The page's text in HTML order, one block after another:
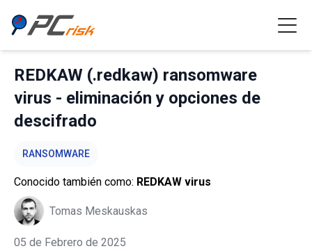
REDKAW (.redkaw) ransomware
virus - eliminación y opciones de
descifrado
RANSOMWARE
Conocido también como: REDKAW virus
Tomas Meskauskas
05 de Febrero de 2025